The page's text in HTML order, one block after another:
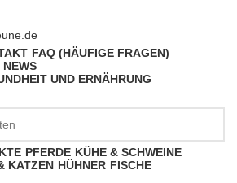
FAQ (HÄUFIGE FRAGEN)
NEWS
UND ERNÄHRUNG
PFERDE KÜHE & SCHWEINE
KATZEN HÜHNER FISCHE